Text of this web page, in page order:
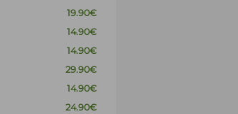
19.90€
14.90€
14.90€
29.90€
14.90€
24.90€